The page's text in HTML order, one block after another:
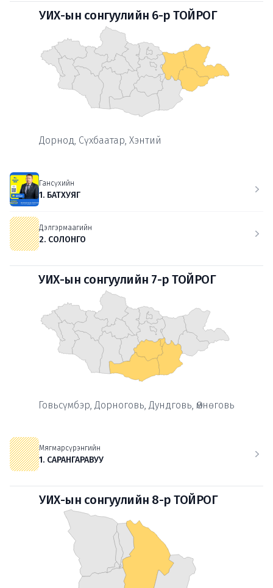
УИХ-ын сонгуулийн 6-р ТОЙРОГ
Дорнод, Сүхбаатар, Хэнтий
Гансүхийн
1. БАТХУЯГ
Дэлгэрмаагийн
2. СОЛОНГО
УИХ-ын сонгуулийн 7-р ТОЙРОГ
Говьсүмбэр, Дорноговь, Дундговь, Өмнөговь
Мягмарсүрэнгийн
1. САРАНГАРАВУУ
УИХ-ын сонгуулийн 8-р ТОЙРОГ